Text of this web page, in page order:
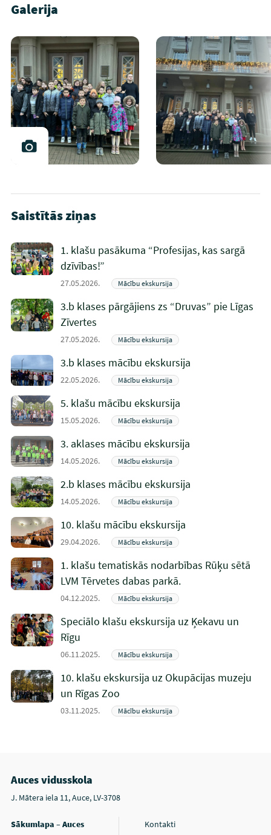
Galerija
Saistītās ziņas
1. klašu pasākuma “Profesijas, kas sargā
dzīvības!”
27.05.2026. Mācību ekskursija
3.b klases pārgājiens zs “Druvas” pie Līgas
Zīvertes
27.05.2026. Mācību ekskursija
3.b klases mācību ekskursija
22.05.2026. Mācību ekskursija
5. klašu mācību ekskursija
15.05.2026. Mācību ekskursija
3. aklases mācību ekskursija
14.05.2026. Mācību ekskursija
2.b klases mācību ekskursija
14.05.2026. Mācību ekskursija
10. klašu mācību ekskursija
29.04.2026. Mācību ekskursija
1. klašu tematiskās nodarbības Rūķu sētā
LVM Tērvetes dabas parkā.
04.12.2025. Mācību ekskursija
Speciālo klašu ekskursija uz Ķekavu un
Rīgu
06.11.2025. Mācību ekskursija
10. klašu ekskursija uz Okupācijas muzeju
un Rīgas Zoo
03.11.2025. Mācību ekskursija
Auces vidusskola
J. Mātera iela 11, Auce, LV-3708
Sākumlapa – Auces
Kontakti